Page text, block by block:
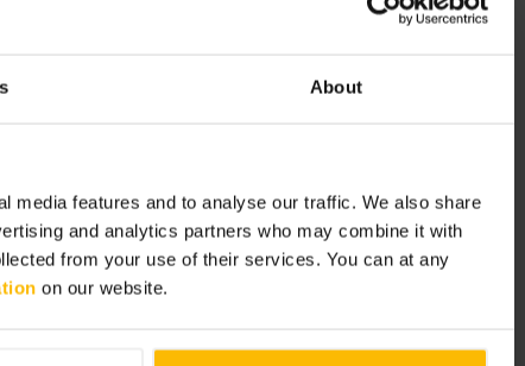
About
media features and to analyse our traffic. We also share
and analytics partners who may combine it with
from your use of their services. You can at any
on our website.